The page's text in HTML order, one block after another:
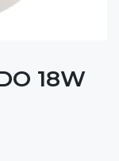
18W